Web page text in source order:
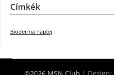
Címkék
Bioderma naptej